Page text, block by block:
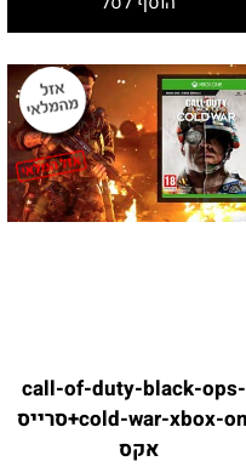
-call-of-duty-black-ops-
cold-war-xbox-one+סרייס
אקס